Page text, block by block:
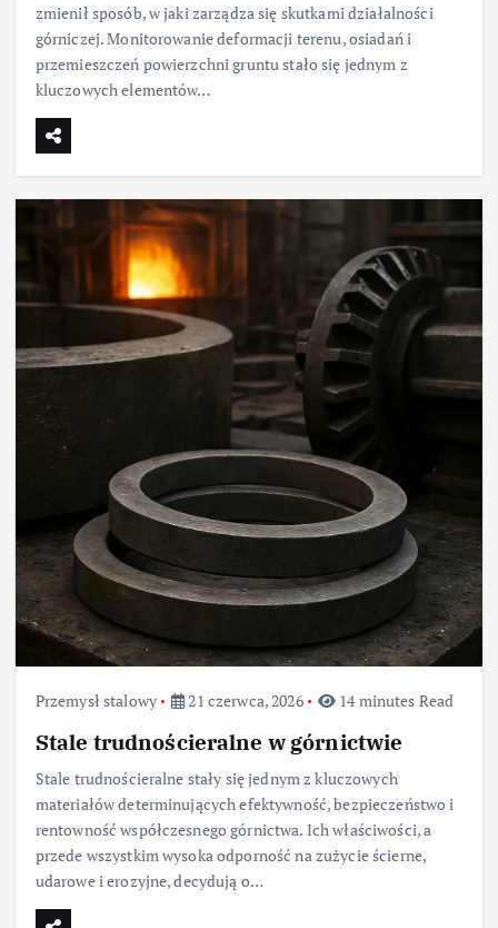
zmienił sposób, w jaki zarządza się skutkami działalności
górniczej. Monitorowanie deformacji terenu, osiadań i
przemieszczeń powierzchni gruntu stało się jednym z
kluczowych elementów…
Przemysł stalowy 21 czerwca, 2026 14 minutes Read
Stale trudnościeralne w górnictwie
Stale trudnościeralne stały się jednym z kluczowych
materiałów determinujących efektywność, bezpieczeństwo i
rentowność współczesnego górnictwa. Ich właściwości, a
przede wszystkim wysoka odporność na zużycie ścierne,
udarowe i erozyjne, decydują o…